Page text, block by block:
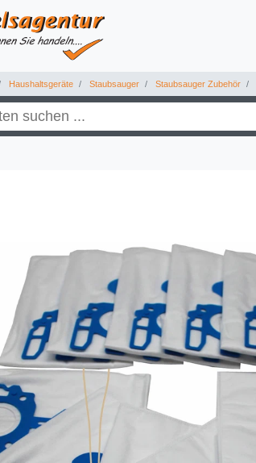
Haushaltsgeräte Staubsauger Staubsauger Zubehör